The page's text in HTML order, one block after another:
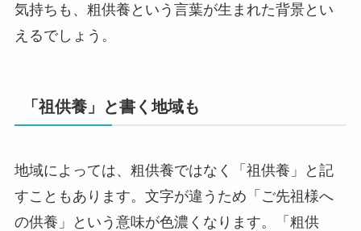
気持ちも、粗供養という言葉が生まれた背景とい
えるでしょう。
「祖供養」と書く地域も
地域によっては、粗供養ではなく「祖供養」と記
すこともあります。文字が違うため「ご先祖様へ
の供養」という意味が色濃くなります。「粗供